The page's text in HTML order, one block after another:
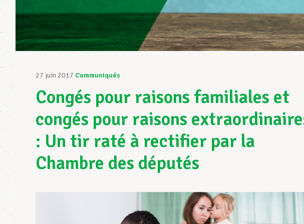
27 juin 2017 Communiqués
Congés pour raisons familiales et
congés pour raisons
: Un tir raté à rectifier par la
Chambre des députés